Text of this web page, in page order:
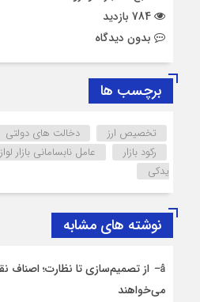
بدون دیدگاه
برچسب ها
تخصیص ارز دخالت‌ های دولتی
رکود بازار
عامل نابسامانی بازار
یدکی
نوشته های مشابه
از تصمیم‌سازی تا نظارت؛ اصناف
می‌خواهند